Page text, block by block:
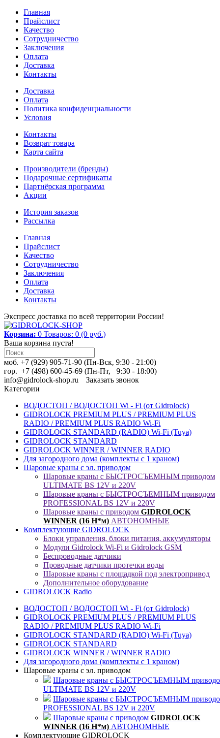
Главная
Прайслист
Качество
Сотрудничество
Заключения
Оплата
Доставка
Контакты
Доставка
Оплата
Политика конфиденциальности
Условия
Контакты
Возврат товара
Карта сайта
Производители (бренды)
Подарочные сертификаты
Партнёрская программа
Акции
История заказов
Рассылка
Главная
Прайслист
Качество
Сотрудничество
Заключения
Оплата
Доставка
Контакты
Экспресс доставка по всей территории России!
Корзина: 0 Товаров: 0 (0 руб.)
Ваша корзина пуста!
моб. +7 (929) 905-71-90 (Пн-Вск, 9:30 - 21:00)
гор. +7 (498) 600-45-69 (Пн-Пт, 9:30 - 18:00)
info@gidrolock-shop.ru
Заказать звонок
Категории
ВОДОСТОП / ВОДОСТОП Wi - Fi (от Gidrolock)
GIDROLOCK PREMIUM PLUS / PREMIUM PLUS
RADIO / PREMIUM PLUS RADIO Wi-Fi
GIDROLOCK STANDARD (RADIO) Wi-Fi (Tuya)
GIDROLOCK STANDARD
GIDROLOCK WINNER / WINNER RADIO
Для загородного дома (комплекты с 1 краном)
Шаровые краны с эл. приводом
Шаровые краны с БЫСТРОСЪЕМНЫМ приводом
ULTIMATE BS 12V и 220V
Шаровые краны с БЫСТРОСЪЕМНЫМ приводом
PROFESSIONAL BS 12V и 220V
Шаровые краны с приводом GIDROLOCK
WINNER (16 Н*м) АВТОНОМНЫЕ
Комплектующие GIDROLOCK
Блоки управления, блоки питания, аккумуляторы
Модули Gidrolock Wi-Fi и Gidrolock GSM
Беспроводные датчики
Проводные датчики протечки воды
Шаровые краны с площадкой под электропривод
Дополнительное оборудование
GIDROLOCK Radio
ВОДОСТОП / ВОДОСТОП Wi - Fi (от Gidrolock)
GIDROLOCK PREMIUM PLUS / PREMIUM PLUS
RADIO / PREMIUM PLUS RADIO Wi-Fi
GIDROLOCK STANDARD (RADIO) Wi-Fi (Tuya)
GIDROLOCK STANDARD
GIDROLOCK WINNER / WINNER RADIO
Для загородного дома (комплекты с 1 краном)
Шаровые краны с эл. приводом
Шаровые краны с БЫСТРОСЪЕМНЫМ
ULTIMATE BS 12V и 220V
Шаровые краны с БЫСТРОСЪЕМНЫМ
PROFESSIONAL BS 12V и 220V
Шаровые краны с приводом GIDROLOCK
WINNER (16 Н*м) АВТОНОМНЫЕ
Комплектующие GIDROLOCK